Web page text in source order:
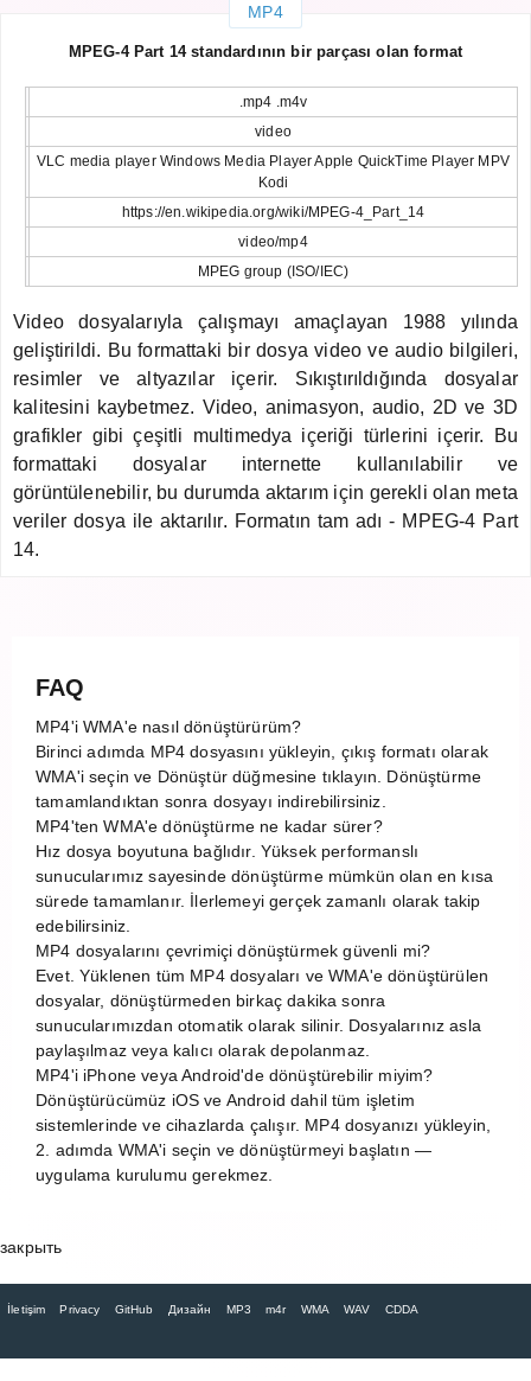
MP4
MPEG-4 Part 14 standardının bir parçası olan format
.mp4 .m4v
video
VLC media player Windows Media Player Apple QuickTime Player MPV
Kodi
https://en.wikipedia.org/wiki/MPEG-4_Part_14
video/mp4
MPEG group (ISO/IEC)
Video dosyalarıyla çalışmayı amaçlayan 1988 yılında
geliştirildi. Bu formattaki bir dosya video ve audio bilgileri,
resimler ve altyazılar içerir. Sıkıştırıldığında dosyalar
kalitesini kaybetmez. Video, animasyon, audio, 2D ve 3D
grafikler gibi çeşitli multimedya içeriği türlerini içerir. Bu
formattaki dosyalar internette kullanılabilir ve
görüntülenebilir, bu durumda aktarım için gerekli olan meta
veriler dosya ile aktarılır. Formatın tam adı - MPEG-4 Part
14.
FAQ
MP4'i WMA'e nasıl dönüştürürüm?
Birinci adımda MP4 dosyasını yükleyin, çıkış formatı olarak
WMA'i seçin ve Dönüştür düğmesine tıklayın. Dönüştürme
tamamlandıktan sonra dosyayı indirebilirsiniz.
MP4'ten WMA'e dönüştürme ne kadar sürer?
Hız dosya boyutuna bağlıdır. Yüksek performanslı
sunucularımız sayesinde dönüştürme mümkün olan en kısa
sürede tamamlanır. İlerlemeyi gerçek zamanlı olarak takip
edebilirsiniz.
MP4 dosyalarını çevrimiçi dönüştürmek güvenli mi?
Evet. Yüklenen tüm MP4 dosyaları ve WMA'e dönüştürülen
dosyalar, dönüştürmeden birkaç dakika sonra
sunucularımızdan otomatik olarak silinir. Dosyalarınız asla
paylaşılmaz veya kalıcı olarak depolanmaz.
MP4'i iPhone veya Android'de dönüştürebilir miyim?
Dönüştürücümüz iOS ve Android dahil tüm işletim
sistemlerinde ve cihazlarda çalışır. MP4 dosyanızı yükleyin,
2. adımda WMA'i seçin ve dönüştürmeyi başlatın —
uygulama kurulumu gerekmez.
закрыть
İletişim Privacy GitHub Дизайн MP3 m4r WMA WAV CDDA